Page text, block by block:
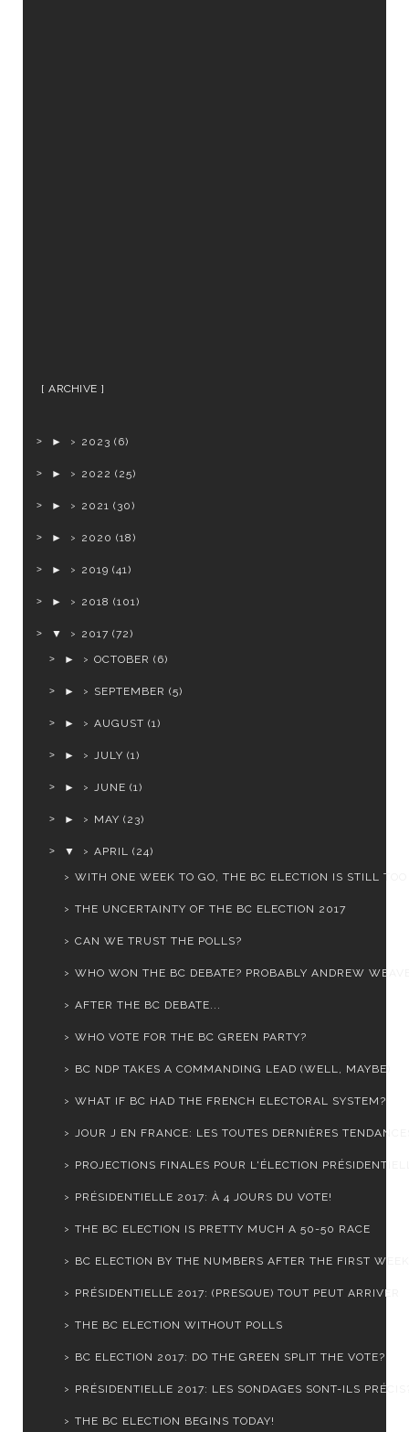
ARCHIVE
► 2023 (6)
► 2022 (25)
► 2021 (30)
► 2020 (18)
► 2019 (41)
► 2018 (101)
▼ 2017 (72)
►
OCTOBER (6)
► SEPTEMBER (5)
► AUGUST (1)
► JULY (1)
► JUNE (1)
► MAY (23)
▼ APRIL (24)
WITH ONE WEEK TO GO, THE BC ELECTION IS STILL
THE UNCERTAINTY OF THE BC ELECTION 2017
CAN WE TRUST THE POLLS?
WHO WON THE BC DEBATE? PROBABLY ANDREW
AFTER THE BC DEBATE...
WHO VOTE FOR THE BC GREEN PARTY?
BC NDP TAKES A COMMANDING LEAD (WELL, MAYBE)
WHAT IF BC HAD THE FRENCH ELECTORAL SYSTEM?
JOUR J EN FRANCE: LES TOUTES DERNIÈRES
PROJECTIONS FINALES POUR L'ÉLECTION
PRÉSIDENTIELLE 2017: À 4 JOURS DU VOTE!
THE BC ELECTION IS PRETTY MUCH A 50-50 RACE
BC ELECTION BY THE NUMBERS AFTER THE FIRST WEEK
PRÉSIDENTIELLE 2017: (PRESQUE) TOUT PEUT ARRIVER
THE BC ELECTION WITHOUT POLLS
BC ELECTION 2017: DO THE GREEN SPLIT THE VOTE?
PRÉSIDENTIELLE 2017: LES SONDAGES SONT-ILS
THE BC ELECTION BEGINS TODAY!